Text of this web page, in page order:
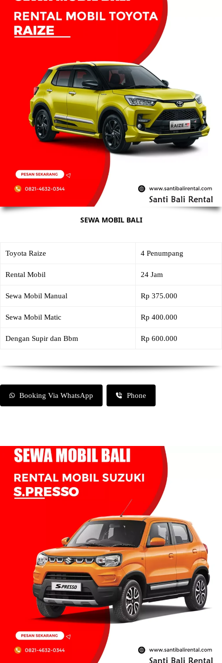
SEWA MOBIL BALI
Toyota Raize 4 Penumpang
Rental Mobil 24 Jam
Sewa Mobil Manual Rp 375.000
Sewa Mobil Matic Rp 400.000
Dengan Supir dan Bbm Rp 600.000
Booking Via WhatsApp Phone